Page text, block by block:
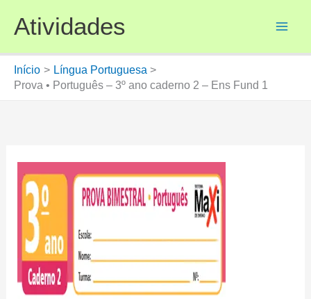
para
conteúdo
Atividades
Início
Língua Portuguesa
Prova • Português – 3º ano caderno 2 – Ens Fund 1